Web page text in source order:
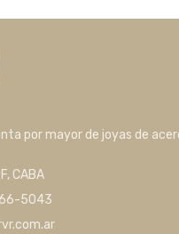
por mayor de joyas de
CABA
5043